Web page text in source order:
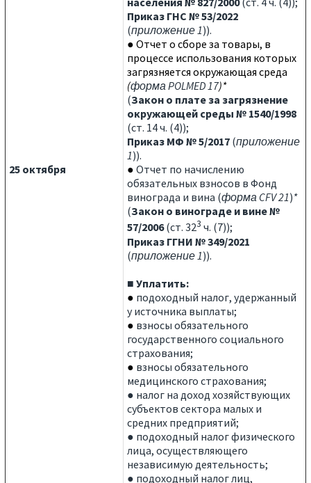
25 октября
Приказ ГНС № 53/2022
(приложение 1)).
● Отчет о сборе за товары, в
процессе использования которых
загрязняется окружающая среда
(форма POLMED 17)*
(Закон о плате за загрязнение
окружающей среды № 1540/1998
(ст. 14 ч. (4));
Приказ МФ № 5/2017 (приложение
1)).
● Отчет по начислению
обязательных взносов в Фонд
винограда и вина (форма CFV 21)*
(Закон о винограде и вине №
57/2006(ст. 323 ч. (7));
Приказ ГГНИ № 349/2021
(приложение 1)).
■ Уплатить:
● подоходный налог, удержанный
у источника выплаты;
● взносы обязательного
государственного социального
страхования;
● взносы обязательного
медицинского страхования;
● налог на доход хозяйствующих
субъектов сектора малых и
средних предприятий;
● подоходный налог физического
лица, осуществляющего
независимую деятельность;
● подоходный налог лиц,